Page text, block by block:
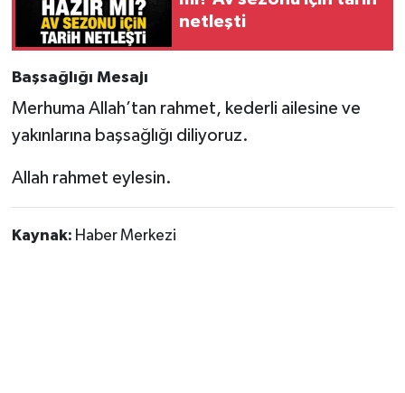
netleşti
Başsağlığı Mesajı
Merhuma Allah’tan rahmet, kederli ailesine ve
yakınlarına başsağlığı diliyoruz.
Allah rahmet eylesin.
Kaynak: Haber Merkezi